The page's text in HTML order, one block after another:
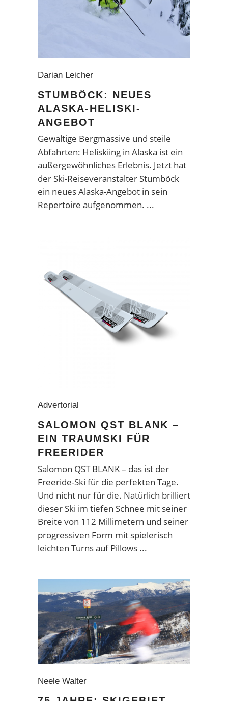
Darian Leicher
STUMBÖCK: NEUES
ALASKA-HELISKI-
ANGEBOT
Gewaltige Bergmassive und steile
Abfahrten: Heliskiing in Alaska ist ein
außergewöhnliches Erlebnis. Jetzt hat
der Ski-Reiseveranstalter Stumböck
ein neues Alaska-Angebot in sein
Repertoire aufgenommen.
Advertorial
SALOMON QST BLANK –
EIN TRAUMSKI FÜR
FREERIDER
Salomon QST BLANK – das ist der
Freeride-Ski für die perfekten Tage.
Und nicht nur für die. Natürlich brilliert
dieser Ski im tiefen Schnee mit seiner
Breite von 112 Millimetern und seiner
progressiven Form mit spielerisch
leichten Turns auf Pillows
Neele Walter